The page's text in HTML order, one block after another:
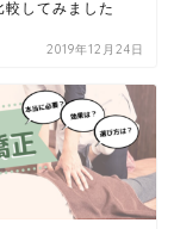
較してみました
2019年12月24日